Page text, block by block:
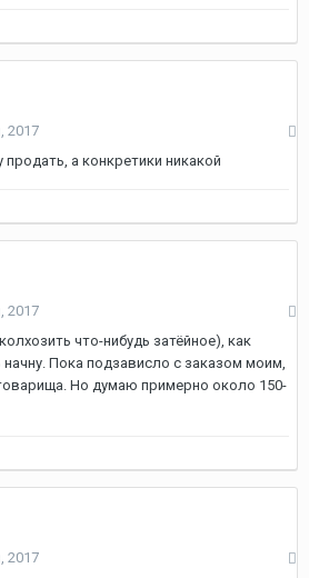
2017
продать, а конкретики никакой
2017
что-нибудь затёйное), как
начну. Пока подзависло с заказом моим,
Но думаю примерно около 150-
2017